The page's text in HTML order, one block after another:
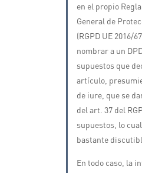
en el propio
General de
(RGPD UE 2016/
nombrar a un
supuestos que
artículo,
de iure, que se
del art. 37 del
supuestos, lo
bastante
En todo caso, la